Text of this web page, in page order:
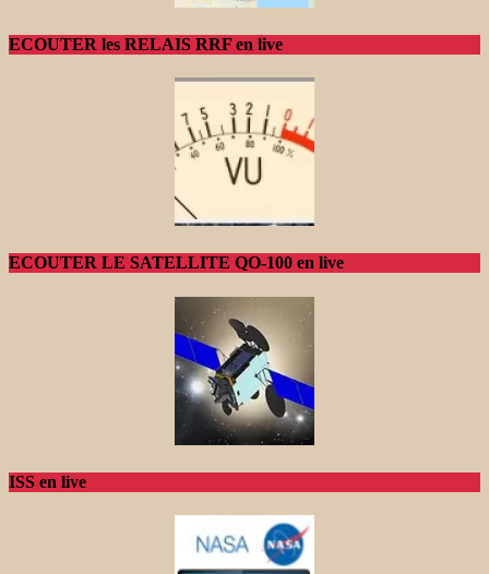
ECOUTER les RELAIS RRF en live
ECOUTER LE SATELLITE QO-100 en live
ISS en live